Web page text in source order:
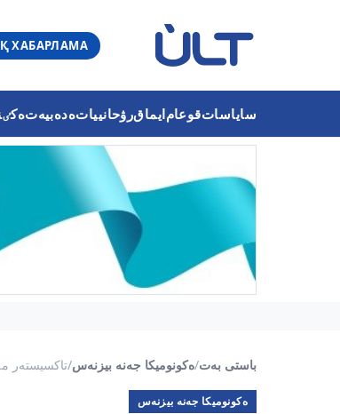
ХАБАРЛАМА
ساياساتقوعامايماقرۋحانيياتەدەبيەت
باستى بەت/ەكونوميكا جەنە بيزنەس/تاكسيستەر
ەكونوميكا جەنە بيزنەس